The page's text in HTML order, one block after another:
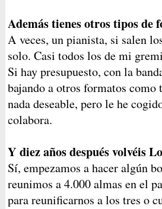
Además tienes otros tipos de
A veces, un pianista, si salen
solo. Casi todos los de mi
Si hay presupuesto, con la
bajando a otros formatos como
nada deseable, pero le he
colabora.
Y diez años después volvéis
Sí, empezamos a hacer algún
reunimos a 4.000 almas en el
para reunificarnos a los tres o